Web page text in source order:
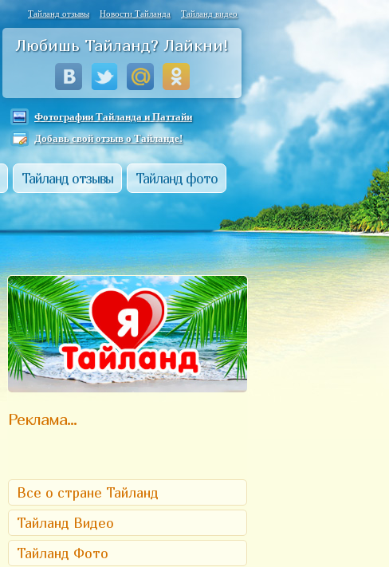
Тайланд отзывы Новости Тайланда Тайланд видео
Любишь Тайланд? Лайкни!
Фотографии Тайланда и Паттайи
Добавь свой отзыв о Тайланде!
Тайланд отзывы Тайланд фото
Реклама...
Все о стране Тайланд
Тайланд Видео
Тайланд Фото